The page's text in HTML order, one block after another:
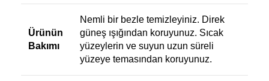
Ürünün
Bakımı
Nemli bir bezle temizleyiniz. Direk
güneş ışığından koruyunuz. Sıcak
yüzeylerin ve suyun uzun süreli
yüzeye temasından koruyunuz.